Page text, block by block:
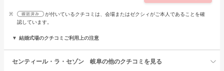
※
が付いているクチコミは、会場またはゼクシィがご本人であることを確
認しています。
結婚式場のクチコミご利用上の注意
センティール・ラ・セゾン 岐阜の他のクチコミを見る